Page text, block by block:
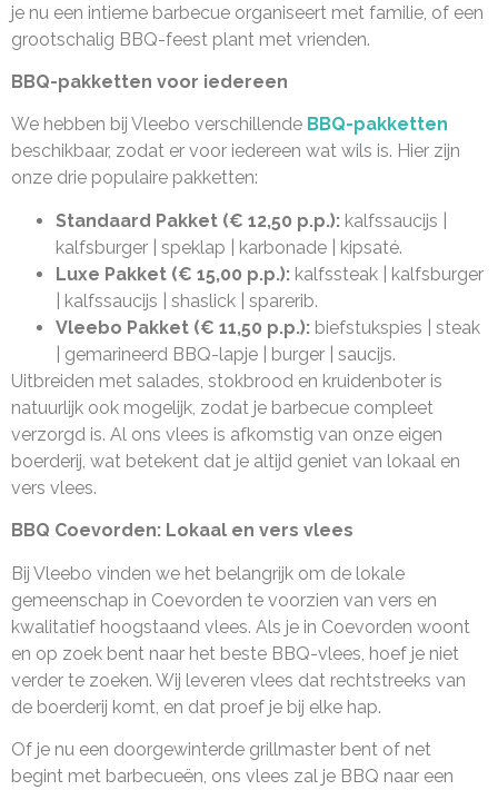
je nu een intieme barbecue organiseert met familie, of een
grootschalig BBQ-feest plant met vrienden.
BBQ-pakketten voor iedereen
We hebben bij Vleebo verschillende BBQ-pakketten
beschikbaar, zodat er voor iedereen wat wils is. Hier zijn
onze drie populaire pakketten:
Standaard Pakket (€ 12,50 p.p.): kalfssaucijs |
kalfsburger | speklap | karbonade | kipsaté.
Luxe Pakket (€ 15,00 p.p.): kalfssteak | kalfsburger
| kalfssaucijs | shaslick | sparerib.
Vleebo Pakket (€ 11,50 p.p.): biefstukspies | steak
| gemarineerd BBQ-lapje | burger | saucijs.
Uitbreiden met salades, stokbrood en kruidenboter is
natuurlijk ook mogelijk, zodat je barbecue compleet
verzorgd is. Al ons vlees is afkomstig van onze eigen
boerderij, wat betekent dat je altijd geniet van lokaal en
vers vlees.
BBQ Coevorden: Lokaal en vers vlees
Bij Vleebo vinden we het belangrijk om de lokale
gemeenschap in Coevorden te voorzien van vers en
kwalitatief hoogstaand vlees. Als je in Coevorden woont
en op zoek bent naar het beste BBQ-vlees, hoef je niet
verder te zoeken. Wij leveren vlees dat rechtstreeks van
de boerderij komt, en dat proef je bij elke hap.
Of je nu een doorgewinterde grillmaster bent of net
begint met barbecueën, ons vlees zal je BBQ naar een